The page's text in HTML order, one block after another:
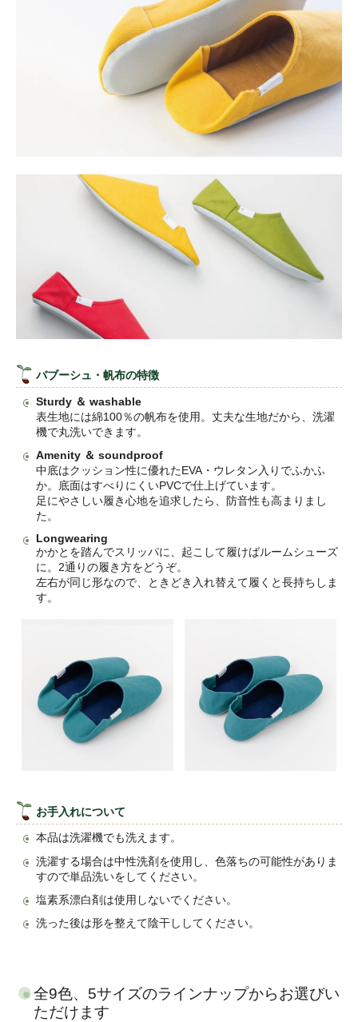
バブーシュ・帆布の特徴
Sturdy ＆ washable
表生地には綿100％の帆布を使用。丈夫な生地だから、洗濯
機で丸洗いできます。
Amenity ＆ soundproof
中底はクッション性に優れたEVA・ウレタン入りでふかふ
か。底面はすべりにくいPVCで仕上げています。
足にやさしい履き心地を追求したら、防音性も高まりまし
た。
Longwearing
かかとを踏んでスリッパに、起こして履けばルームシューズ
に。2通りの履き方をどうぞ。
左右が同じ形なので、ときどき入れ替えて履くと長持ちしま
す。
お手入れについて
本品は洗濯機でも洗えます。
洗濯する場合は中性洗剤を使用し、色落ちの可能性がありま
すので単品洗いをしてください。
塩素系漂白剤は使用しないでください。
洗った後は形を整えて陰干ししてください。
全9色、5サイズのラインナップからお選びい
ただけます